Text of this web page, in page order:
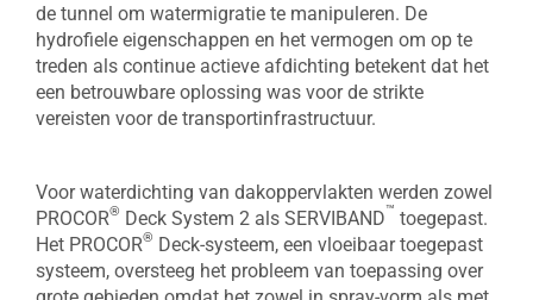
de tunnel om watermigratie te manipuleren. De
hydrofiele eigenschappen en het vermogen om op te
treden als continue actieve afdichting betekent dat het
een betrouwbare oplossing was voor de strikte
vereisten voor de transportinfrastructuur.
Voor waterdichting van dakoppervlakten werden zowel
PROCOR® Deck System 2 als SERVIBAND™ toegepast.
Het PROCOR® Deck-systeem, een vloeibaar toegepast
systeem, oversteeg het probleem van toepassing over